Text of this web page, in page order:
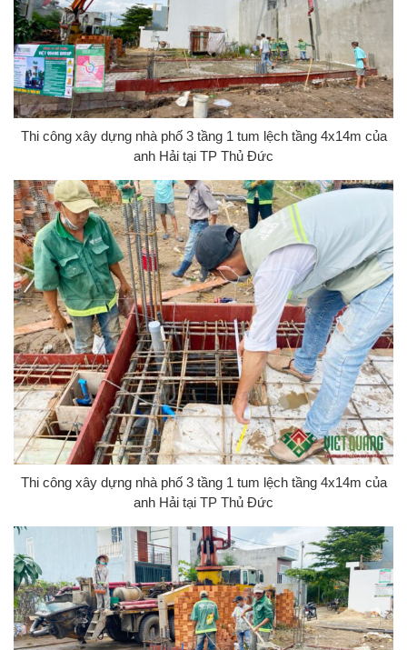
Thi công xây dựng nhà phố 3 tầng 1 tum lệch tầng 4x14m của
anh Hải tại TP Thủ Đức
Thi công xây dựng nhà phố 3 tầng 1 tum lệch tầng 4x14m của
anh Hải tại TP Thủ Đức